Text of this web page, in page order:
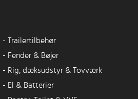
- Trailertilbehør
- Fender & Bøjer
- Rig, dæksudstyr & Tovværk
- El & Batterier